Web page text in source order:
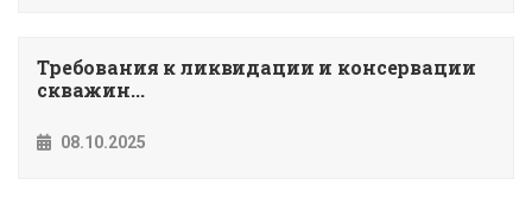
Требования к ликвидации и консервации
скважин...
08.10.2025